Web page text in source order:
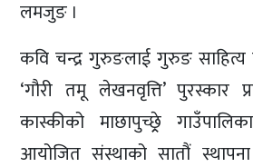
लमजुङ ।
कवि चन्द्र गुरुङलाई गुरुङ साहित्य
‘गौरी तमू लेखनवृत्ति’ पुरस्कार
कास्कीको माछापुच्छ्र्रे
आयोजित संस्थाको सातौं